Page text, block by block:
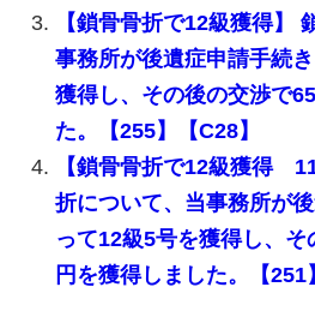
【鎖骨骨折で12級獲得】
事務所が後遺症申請手続
獲得し、その後の交渉で
た。【255】【C28】
【鎖骨骨折で12級獲得
折について、当事務所が
って12級5号を獲得し、
円を獲得しました。【251